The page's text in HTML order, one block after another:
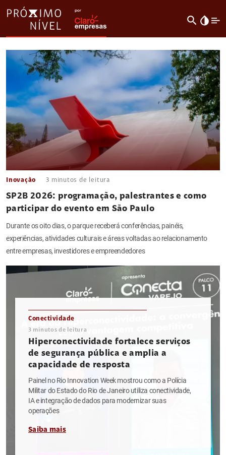
search invert_colors
Inovação 3 minutos de leitura
SP2B 2026: programação, palestrantes e como
participar do evento em São Paulo
Durante os oito dias, o parque receberá conferências, painéis,
experiências, atividades culturais e áreas voltadas ao relacionamento
entre empresas, investidores e empreendedores
Conectividade
3 minutos de leitura
Hiperconectividade fortalece serviços
de segurança pública e amplia a
capacidade de resposta
Painel no Rio Innovation Week mostrou como a Polícia
Militar do Estado do Rio de Janeiro utiliza conectividade,
IA e integração de dados para modernizar suas
operações
Saiba mais